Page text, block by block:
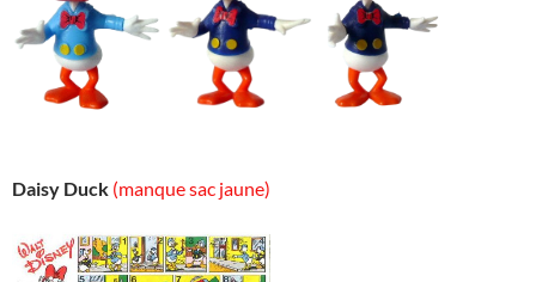
Daisy Duck (manque sac jaune)